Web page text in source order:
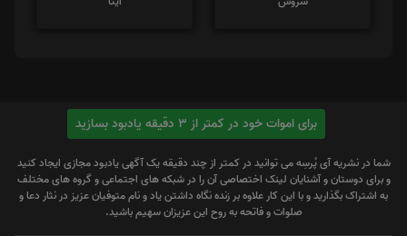
برای اموات خود در کمتر از 3 دقیقه یادبود بسازید
شما در نشریه آی پُرسِه می توانید در کمتر از چند دقیقه یک آگهی یادبود مجازی ایجاد کنید
و برای دوستان و آشنایان لینک اختصاصی آن را در شبکه های اجتماعی و گروه های مختلف
به اشتراک بگذارید و با این کار علاوه بر زنده نگاه داشتن یاد و نام متوفیان عزیز در نثار دعا و
صلوات و فاتحه به روح این عزیزان سهیم باشید.